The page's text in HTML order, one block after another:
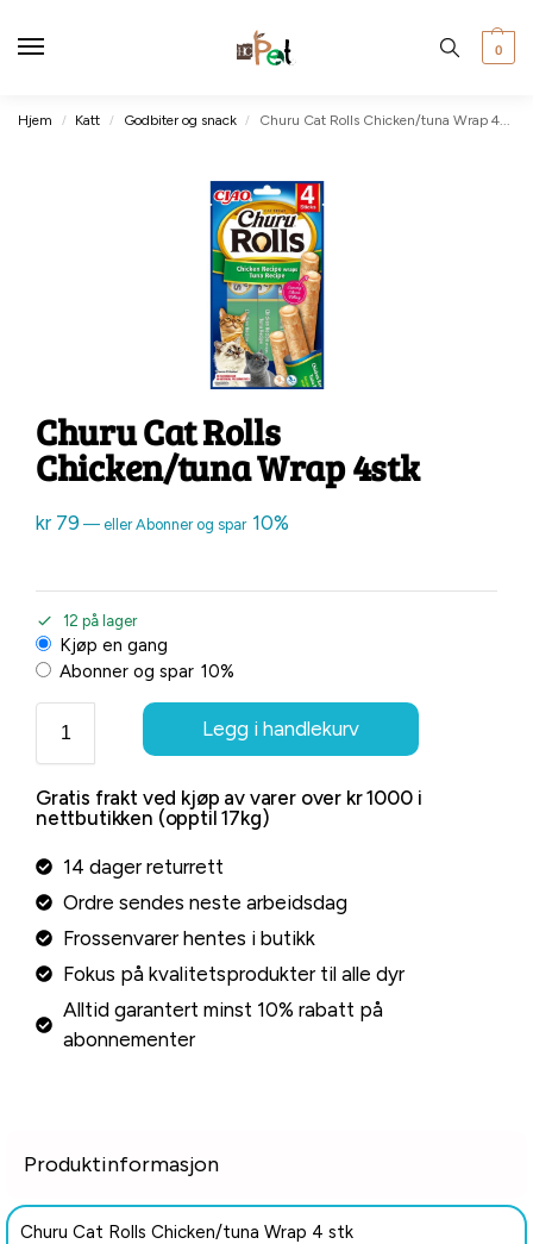
0
Hjem / Katt / Godbiter og snack / Churu Cat Rolls Chicken/tuna Wrap 4stk
Churu Cat Rolls
Chicken/tuna Wrap 4stk
kr79 — eller Abonner og spar 10%
12 på lager
Kjøp en gang
Abonner og spar 10%
Legg i handlekurv
Gratis frakt ved kjøp av varer over kr 1000 i
nettbutikken (opptil 17kg)
14 dager returrett
Ordre sendes neste arbeidsdag
Frossenvarer hentes i butikk
Fokus på kvalitetsprodukter til alle dyr
Alltid garantert minst 10% rabatt på
abonnementer
Produktinformasjon
Churu Cat Rolls Chicken/tuna Wrap 4 stk